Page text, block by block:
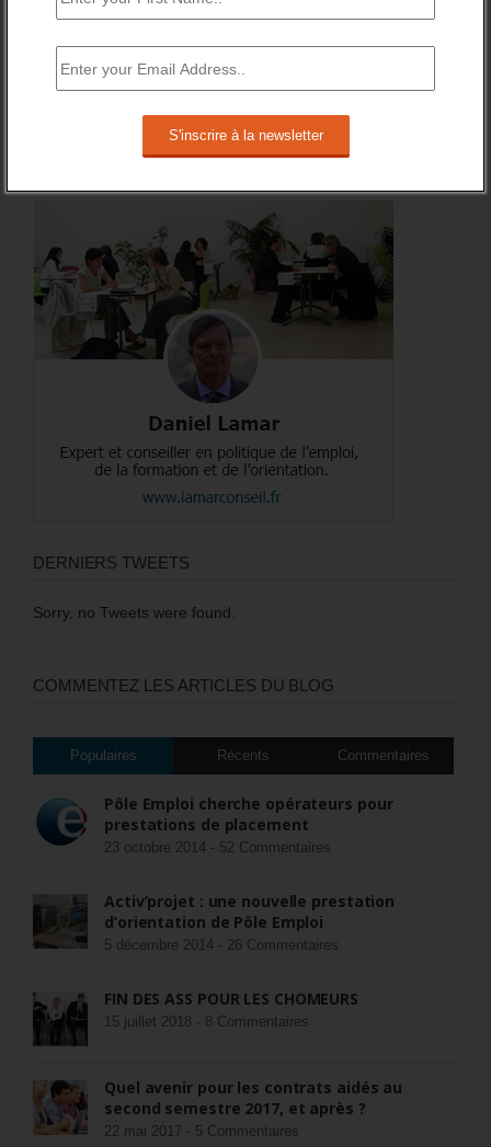
RSS
Souscrire Followers
A PROPOS DE L’AUTEUR
DERNIERS TWEETS
Sorry, no Tweets were found.
COMMENTEZ LES ARTICLES DU BLOG
Populaires Récents Commentaires
Pôle Emploi cherche opérateurs pour
prestations de placement
23 octobre 2014 - 52 Commentaires
Activ’projet : une nouvelle prestation
d’orientation de Pôle Emploi
5 décembre 2014 - 26 Commentaires
FIN DES ASS POUR LES CHÔMEURS
15 juillet 2018 - 8 Commentaires
Quel avenir pour les contrats aidés au
second semestre 2017, et après ?
22 mai 2017 - 5 Commentaires